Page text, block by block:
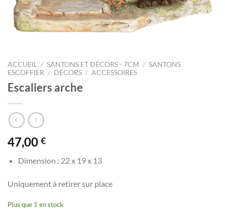
ACCUEIL / SANTONS ET DÉCORS - 7CM / SANTONS
ESCOFFIER / DÉCORS / ACCESSOIRES
Escaliers arche
47,00 €
Dimension : 22 x 19 x 13
Uniquement à retirer sur place
Plus que 1 en stock